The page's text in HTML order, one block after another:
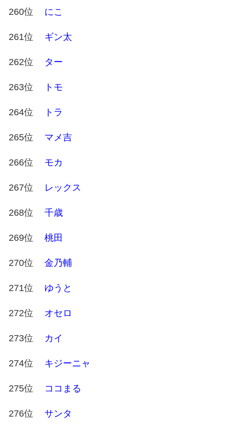
260位 にこ
261位 ギン太
262位 ター
263位 トモ
264位 トラ
265位 マメ吉
266位 モカ
267位 レックス
268位 千歳
269位 桃田
270位 金乃輔
271位 ゆうと
272位 オセロ
273位 カイ
274位 キジーニャ
275位 ココまる
276位 サンタ